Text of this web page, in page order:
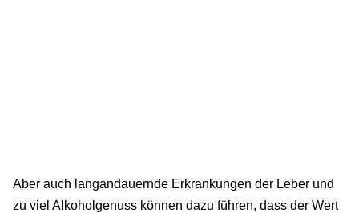
Aber auch langandauernde Erkrankungen der Leber und
zu viel Alkoholgenuss können dazu führen, dass der Wert